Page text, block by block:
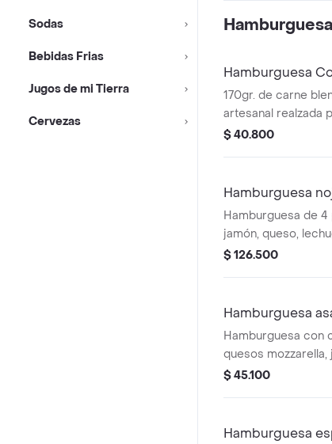
Sodas
Bebidas Frias
Jugos de mi Tierra
Cervezas
Hamburguesa
170gr. de carne
artesanal realzada
de queso costeño y
$ 40.800
Hamburguesa
Hamburguesa de
jamón, queso,
Personalizable
$ 126.500
Hamburguesa
Hamburguesa con
quesos mozzarella,
cebolla, pepinillo,
$ 45.100
Hamburguesa